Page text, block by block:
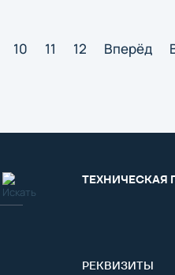
10 11 12 Вперёд
ТЕХНИЧЕСКАЯ
РЕКВИЗИТЫ